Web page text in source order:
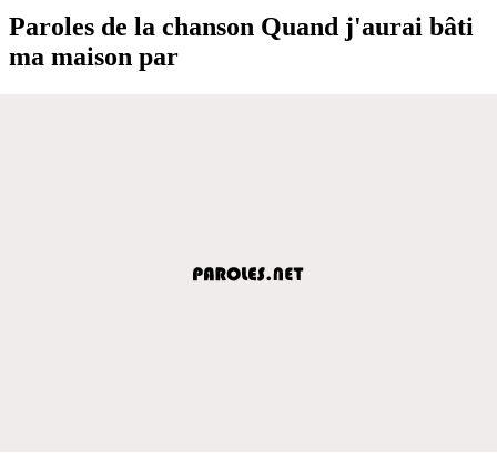
Paroles de la chanson Quand j'aurai bâti
ma maison par